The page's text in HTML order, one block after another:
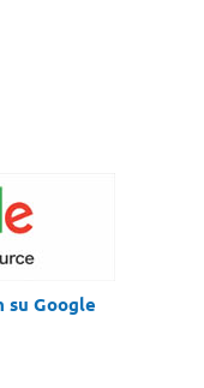
su Google